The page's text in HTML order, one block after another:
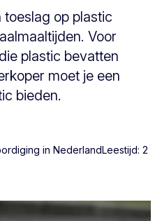
toeslag op plastic
Voor
plastic bevatten
moet je een
bieden.
in NederlandLeestijd: 2